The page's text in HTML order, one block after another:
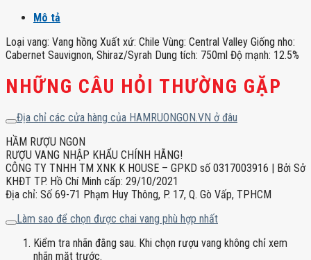
Mô tả
Loại vang: Vang hồng Xuất xứ: Chile Vùng: Central Valley Giống nho:
Cabernet Sauvignon, Shiraz/Syrah Dung tích: 750ml Độ mạnh: 12.5%
NHỮNG CÂU HỎI THƯỜNG GẶP
Địa chỉ các cửa hàng của HAMRUONGON.VN ở đâu
HẦM RƯỢU NGON
RƯỢU VANG NHẬP KHẨU CHÍNH HÃNG!
CÔNG TY TNHH TM XNK K HOUSE – GPKD số 0317003916 | Bởi Sở
KHĐT TP. Hồ Chí Minh cấp: 29/10/2021
Địa chỉ: Số 69-71 Phạm Huy Thông, P. 17, Q. Gò Vấp, TPHCM
Làm sao để chọn được chai vang phù hợp nhất
Kiểm tra nhãn đằng sau. Khi chọn rượu vang không chỉ xem
nhãn mặt trước.